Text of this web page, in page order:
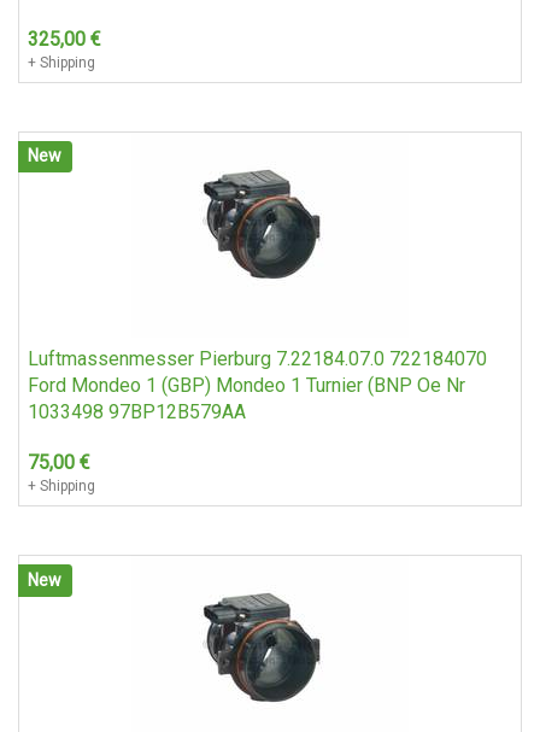
325,00 €
+ Shipping
New
Luftmassenmesser Pierburg 7.22184.07.0 722184070
Ford Mondeo 1 (GBP) Mondeo 1 Turnier (BNP Oe Nr
1033498 97BP12B579AA
75,00 €
+ Shipping
New